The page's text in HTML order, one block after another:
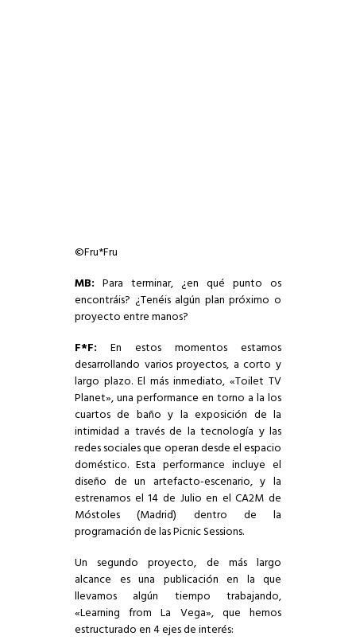
©Fru*Fru
MB: Para terminar, ¿en qué punto os
encontráis? ¿Tenéis algún plan próximo o
proyecto entre manos?
F*F: En estos momentos estamos
desarrollando varios proyectos, a corto y
largo plazo. El más inmediato, «Toilet TV
Planet», una performance en torno a la los
cuartos de baño y la exposición de la
intimidad a través de la tecnología y las
redes sociales que operan desde el espacio
doméstico. Esta performance incluye el
diseño de un artefacto-escenario, y la
estrenamos el 14 de Julio en el CA2M de
Móstoles (Madrid) dentro de la
programación de las Picnic Sessions.
Un segundo proyecto, de más largo
alcance es una publicación en la que
llevamos algún tiempo trabajando,
«Learning from La Vega», que hemos
estructurado en 4 ejes de interés: